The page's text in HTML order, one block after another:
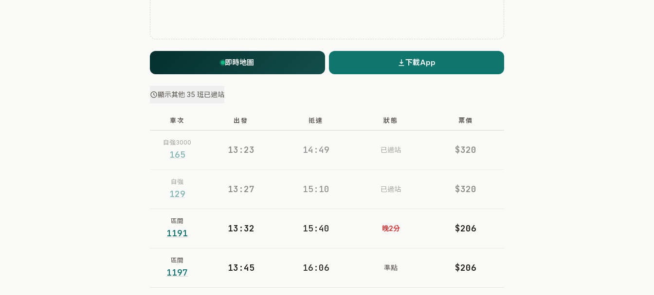
即時地圖 下載App
顯示其他 35 班已過站
車次 出發 抵達 狀態 票價
自強3000
165 13:23 14:49 已過站 $320
自強
129 13:27 15:10 已過站 $320
區間
1191 13:32 15:40 晚2分 $206
區間
1197 13:45 16:06 準點 $206